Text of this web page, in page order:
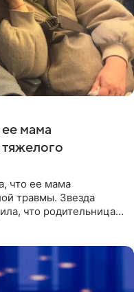
ее мама
тяжелого
что ее мама
травмы. Звезда
что родительница